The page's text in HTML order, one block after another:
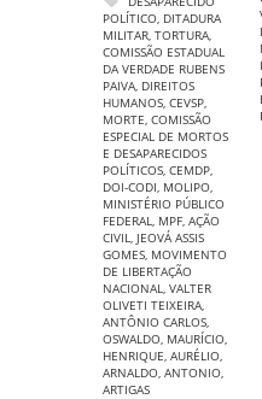
POLÍTICO, DITADURA
MILITAR, TORTURA,
COMISSÃO ESTADUAL
DA VERDADE RUBENS
PAIVA, DIREITOS
HUMANOS, CEVSP,
MORTE, COMISSÃO
ESPECIAL DE MORTOS
E DESAPARECIDOS
POLÍTICOS, CEMDP,
DOI-CODI, MOLIPO,
MINISTÉRIO PÚBLICO
FEDERAL, MPF, AÇÃO
CIVIL, JEOVÁ ASSIS
GOMES, MOVIMENTO
DE LIBERTAÇÃO
NACIONAL, VALTER
OLIVETI TEIXEIRA,
ANTÔNIO CARLOS,
OSWALDO, MAURÍCIO,
HENRIQUE, AURÉLIO,
ARNALDO, ANTONIO,
ARTIGAS